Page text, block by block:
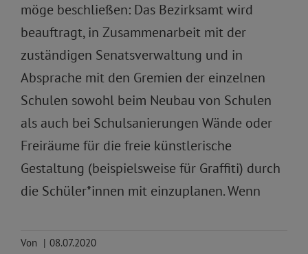
möge beschließen: Das Bezirksamt wird
beauftragt, in Zusammenarbeit mit der
zuständigen Senatsverwaltung und in
Absprache mit den Gremien der einzelnen
Schulen sowohl beim Neubau von Schulen
als auch bei Schulsanierungen Wände oder
Freiräume für die freie künstlerische
Gestaltung (beispielsweise für Graffiti) durch
die Schüler*innen mit einzuplanen. Wenn
Von | 08.07.2020